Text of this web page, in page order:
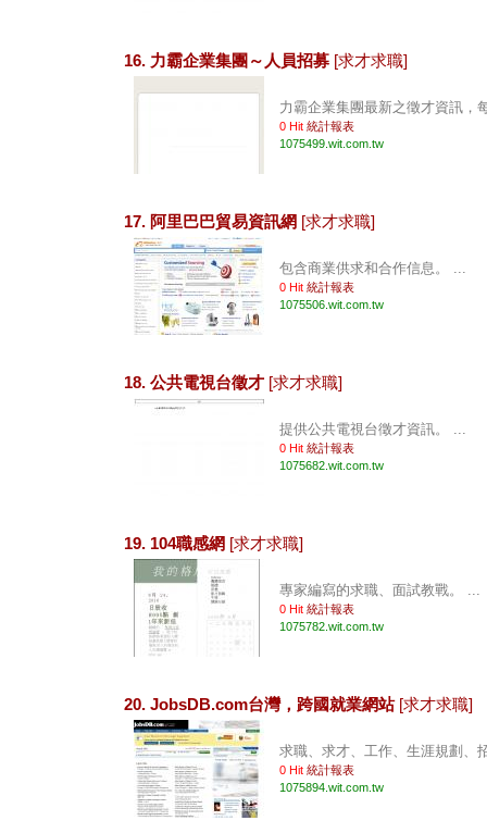
16. 力霸企業集團～人員招募 [求才求職]
力霸企業集團最新之徵才資訊，
0 Hit 統計報表
1075499.wit.com.tw
17. 阿里巴巴貿易資訊網 [求才求職]
包含商業供求和合作信息。 ...
0 Hit 統計報表
1075506.wit.com.tw
18. 公共電視台徵才 [求才求職]
提供公共電視台徵才資訊。 ...
0 Hit 統計報表
1075682.wit.com.tw
19. 104職感網 [求才求職]
專家編寫的求職、面試教戰。 ...
0 Hit 統計報表
1075782.wit.com.tw
20. JobsDB.com台灣，跨國就業網站 [求才求職]
求職、求才、工作、生涯規劃、
0 Hit 統計報表
1075894.wit.com.tw